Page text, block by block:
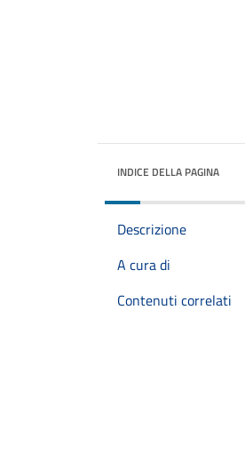
INDICE DELLA PAGINA
Descrizione
A cura di
Contenuti correlati